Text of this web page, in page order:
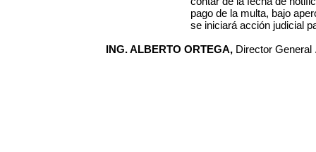
pago de la multa, bajo
se iniciará acción judicial
ING. ALBERTO ORTEGA, Director General